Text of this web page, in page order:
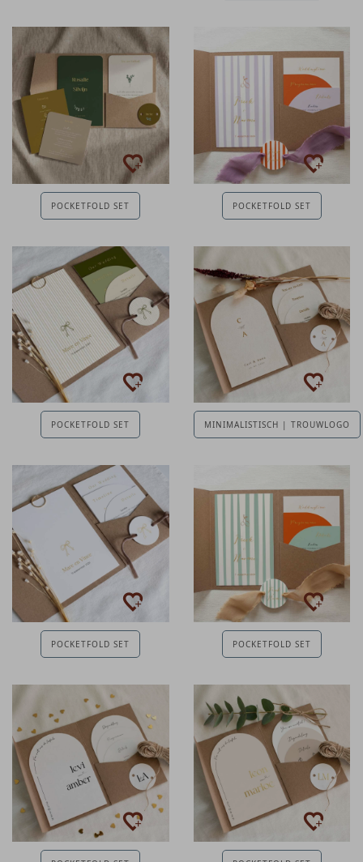
POCKETFOLD SET POCKETFOLD SET
POCKETFOLD SET MINIMALISTISCH | TROUWLOGO
POCKETFOLD SET POCKETFOLD SET